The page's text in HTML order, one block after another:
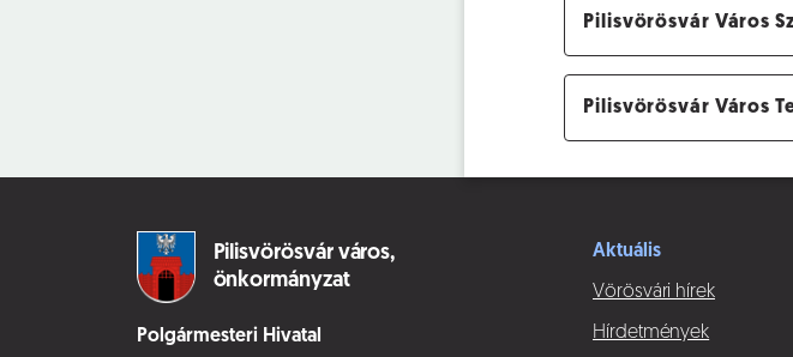
Pilisvörösvár Város
Pilisvörösvár Város
Pilisvörösvár város,
önkormányzat
Polgármesteri Hivatal
Aktuális
Vörösvári hírek
Hírdetmények